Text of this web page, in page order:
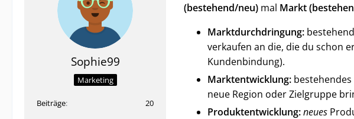
Sophie99
Marketing
Beiträge 20
(bestehend/neu) mal Markt
Marktdurchdringung:
verkaufen an die, die du schon
Kundenbindung).
Marktentwicklung:
neue Region oder Zielgruppe
Produktentwicklung:neues